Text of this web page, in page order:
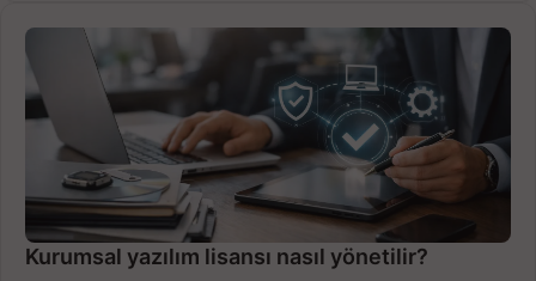
Kurumsal yazılım lisansı nasıl yönetilir?